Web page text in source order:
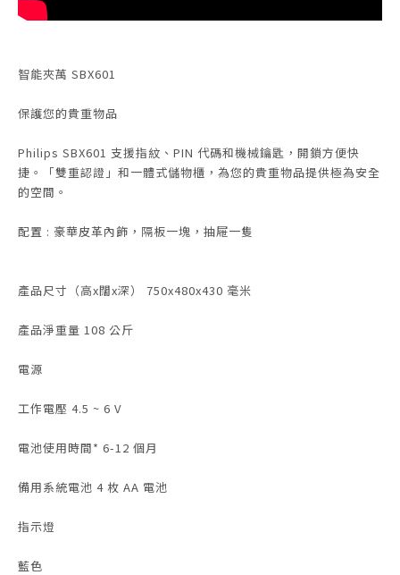
智能夾萬 SBX601
保護您的貴重物品
Philips SBX601 支援指紋、PIN 代碼和機械鑰匙，開鎖方便快
捷。「雙重認證」和一體式儲物櫃，為您的貴重物品提供極為安全
的空間。
配置 : 豪華皮革內飾，隔板一塊，抽屜一隻
產品尺寸（高x闊x深） 750x480x430 毫米
產品淨重量 108 公斤
電源
工作電壓 4.5 ~ 6 V
電池使用時間* 6-12 個月
備用系統電池 4 枚 AA 電池
指示燈
藍色